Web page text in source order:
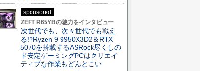
sponsored
ZEFT R65YBの魅力をインタビュー
次世代でも、次々世代でも戦え
る!?Ryzen 9 9950X3D2＆RTX
5070を搭載するASRock尽くしの
ド安定ゲーミングPCはクリエイ
ティブな作業もどんとこい